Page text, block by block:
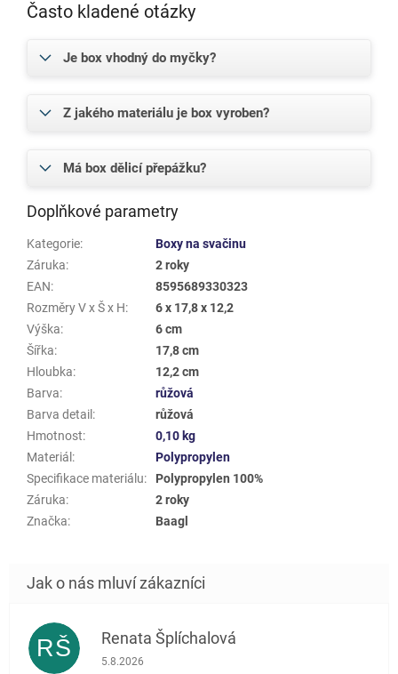
Často kladené otázky
Je box vhodný do myčky?
Z jakého materiálu je box vyroben?
Má box dělicí přepážku?
Doplňkové parametry
Kategorie:
Boxy na svačinu
Záruka:
2 roky
EAN:
8595689330323
Rozměry V x Š x H:
6 x 17,8 x 12,2
Výška:
6 cm
Šířka:
17,8 cm
Hloubka:
12,2 cm
Barva:
růžová
Barva detail :
růžová
Hmotnost:
0,10 kg
Materiál :
Polypropylen
Specifikace materiálu:
Polypropylen 100%
Záruka:
2 roky
Značka: Baagl
RŠ Renata Šplíchalová
Hodnocení obchodu je 5 z 5 hvězdiček.
5.8.2026